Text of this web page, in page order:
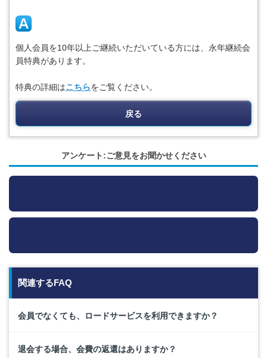
個人会員を10年以上ご継続いただいている方には、永年継続会
員特典があります。
特典の詳細はこちらをご覧ください。
戻る
アンケート:ご意見をお聞かせください
関連するFAQ
会員でなくても、ロードサービスを利用できますか？
退会する場合、会費の返還はありますか？